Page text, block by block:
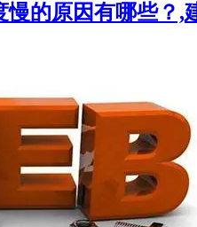
慢的原因有哪些？,